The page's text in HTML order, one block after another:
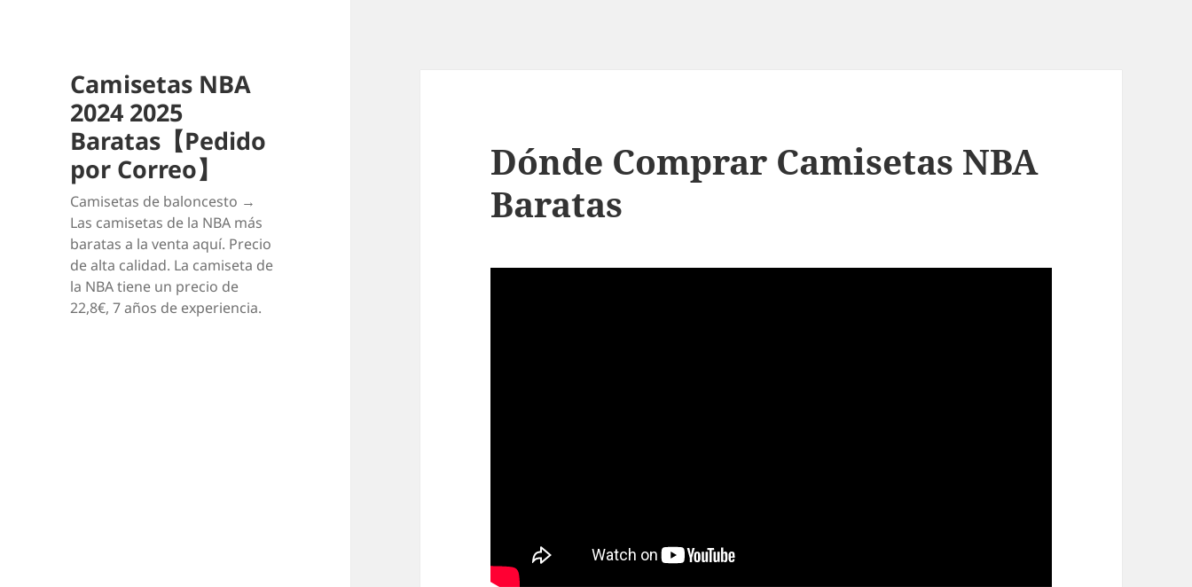
Camisetas NBA
2024 2025
Baratas【Pedido
por Correo】
Camisetas de baloncesto →
Las camisetas de la NBA más
baratas a la venta aquí. Precio
de alta calidad. La camiseta de
la NBA tiene un precio de
22,8€, 7 años de experiencia.
Dónde Comprar Camisetas NBA
Baratas